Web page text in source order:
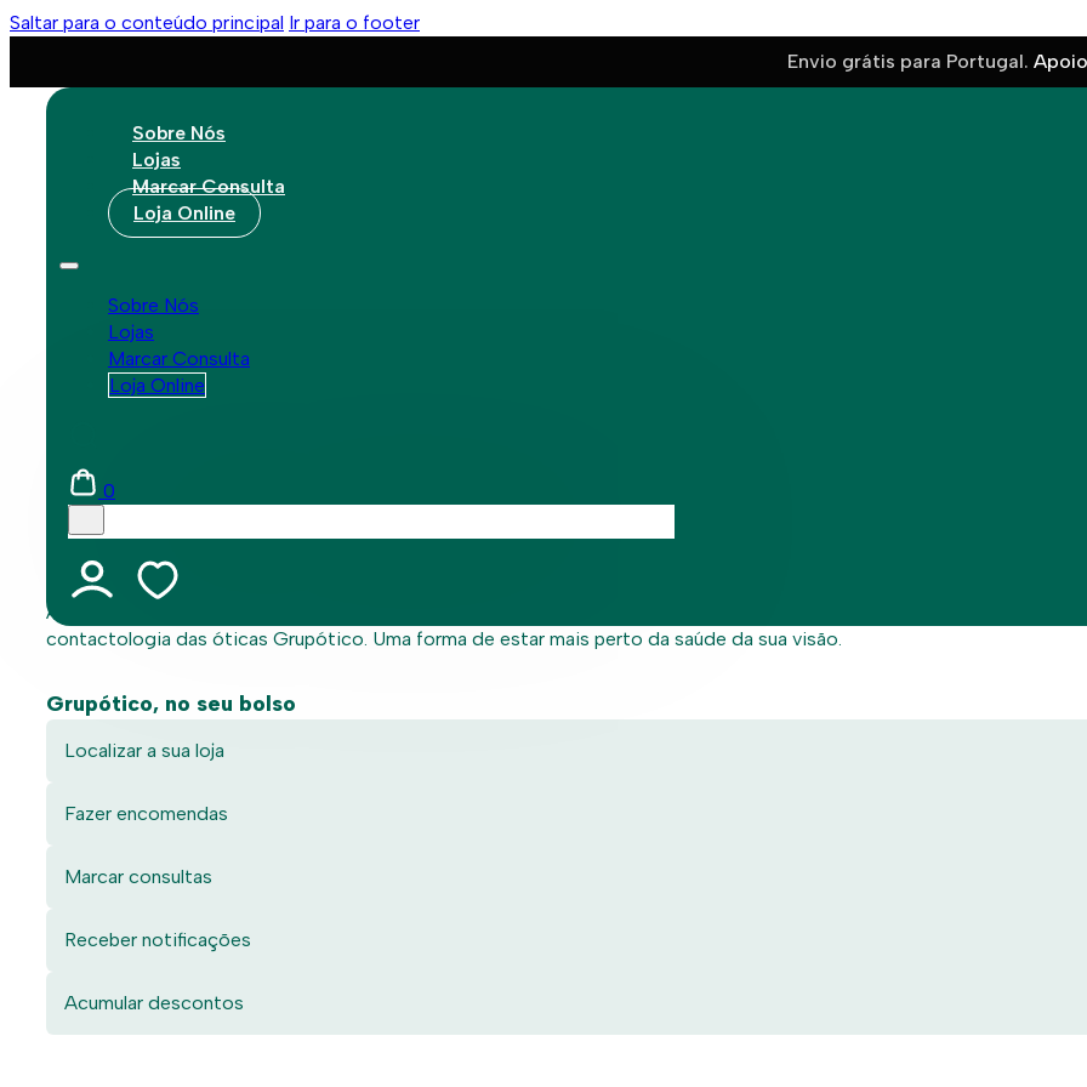
Saltar para o conteúdo principal Ir para o footer
Envio grátis para Portugal.
Sobre Nós
Lojas
Marcar Consulta
Loja Online
Sobre Nós
Lojas
Marcar Consulta
Loja Online
0
/ APP para lentes de contacto
Aplicação
Usa lentes de contacto? Então não deixe de fazer o download da APP que lhe permite fazer encomendas e
programa de descontos.
A nova aplicação do Grupótico acompanha a sua vida. De utilização gratuita, pode consultar todas as lojas Grupótico
consulta ou encomendar as suas lentes de contacto.
A App permite ainda aceder ao programa “Olha os Pontos”, um programa de fidelização e atribuição de benefícios aos
contactologia das óticas Grupótico. Uma forma de estar mais perto da saúde da sua visão.
Grupótico, no seu bolso
Localizar a sua loja
Fazer encomendas
Marcar consultas
Receber notificações
Acumular descontos